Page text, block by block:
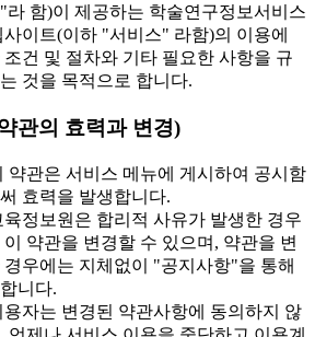
라 함)이 제공하는 학술연구정보서비스
사이트(이하 "서비스" 라함)의 이용에
조건 및 절차와 기타 필요한 사항을 규
것을 목적으로 합니다.
관의 효력과 변경)
관은 서비스 메뉴에 게시하여 공시함
효력을 발생합니다.
정보원은 합리적 사유가 발생한 경우
이 약관을 변경할 수 있으며, 약관을 변
경우에는 지체없이 "공지사항"을 통해
니다.
자는 변경된 약관사항에 동의하지 않